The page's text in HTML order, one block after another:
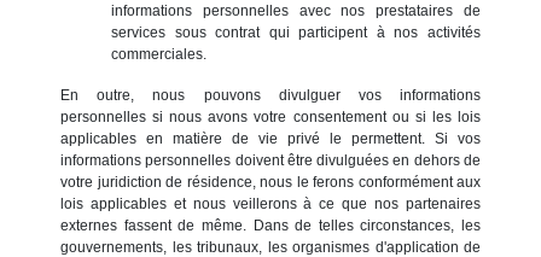
informations personnelles avec nos prestataires de
services sous contrat qui participent à nos activités
commerciales.
En outre, nous pouvons divulguer vos informations
personnelles si nous avons votre consentement ou si les lois
applicables en matière de vie privé le permettent. Si vos
informations personnelles doivent être divulguées en dehors de
votre juridiction de résidence, nous le ferons conformément aux
lois applicables et nous veillerons à ce que nos partenaires
externes fassent de même. Dans de telles circonstances, les
gouvernements, les tribunaux, les organismes d'application de